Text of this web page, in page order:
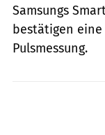
Samsungs
bestätigen
Pulsmessung.